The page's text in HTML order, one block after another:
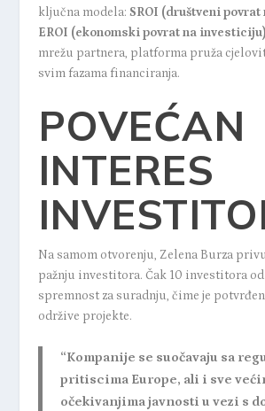
ključna modela: SROI (društveni
EROI (ekonomski povrat na investiciju)
mrežu partnera, platforma pruža
svim fazama financiranja.
POVEĆAN
INTERES
Na samom otvorenju, Zelena Burza
pažnju investitora. Čak 10 investitora
spremnost za suradnju, čime je
održive projekte.
“Kompanije se suočavaju sa
pritiscima Europe, ali i sve
očekivanjima javnosti u vezi s